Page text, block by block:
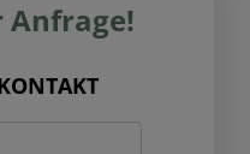
Anfrage!